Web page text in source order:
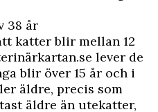
38 år
katter blir mellan 12
lever de
blir över 15 år och i
äldre, precis som
äldre än utekatter,